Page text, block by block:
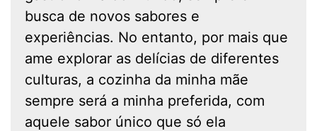
busca de novos sabores e
experiências. No entanto, por mais que
ame explorar as delícias de diferentes
culturas, a cozinha da minha mãe
sempre será a minha preferida, com
aquele sabor único que só ela